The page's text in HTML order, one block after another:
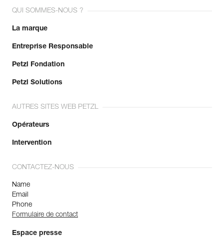
QUI SOMMES-NOUS ?
La marque
Entreprise Responsable
Petzl Fondation
Petzl Solutions
AUTRES SITES WEB PETZL
Opérateurs
Intervention
CONTACTEZ-NOUS
Name
Email
Phone
Formulaire de contact
Espace presse